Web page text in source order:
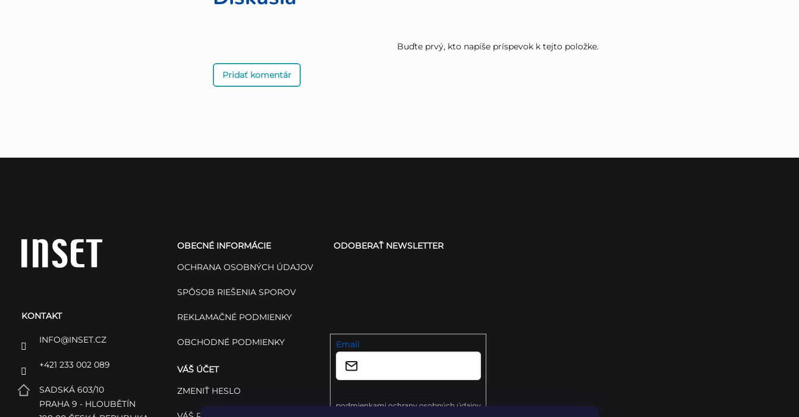
Buďte prvý, kto napíše príspevok k tejto položke.
Pridať komentár
KONTAKT
INFO@INSET.CZ
+421 233 002 089
SADSKÁ 603/10
PRAHA 9 - HLOUBĚTÍN
OBECNÉ INFORMÁCIE
OCHRANA OSOBNÝCH ÚDAJOV
SPÔSOB RIEŠENIA SPOROV
REKLAMAČNÉ PODMIENKY
OBCHODNÉ PODMIENKY
VÁŠ ÚČET
ZMENIŤ HESLO
ODOBERAŤ NEWSLETTER
Email
podmienkami ochrany osobných údajov